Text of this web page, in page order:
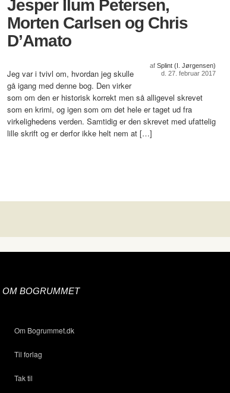
Jesper Ilum Petersen,
Morten Carlsen og Chris
D’Amato
af Splint (I. Jørgensen)
d. 27. februar 2017
Jeg var i tvivl om, hvordan jeg skulle
gå igang med denne bog. Den virker
som om den er historisk korrekt men så alligevel skrevet
som en krimi, og igen som om det hele er taget ud fra
virkelighedens verden. Samtidig er den skrevet med ufattelig
lille skrift og er derfor ikke helt nem at […]
OM BOGRUMMET
Om Bogrummet.dk
Til forlag
Tak til